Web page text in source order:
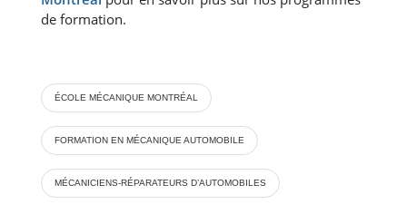
de formation.
ÉCOLE MÉCANIQUE MONTRÉAL
FORMATION EN MÉCANIQUE AUTOMOBILE
MÉCANICIENS-RÉPARATEURS D’AUTOMOBILES